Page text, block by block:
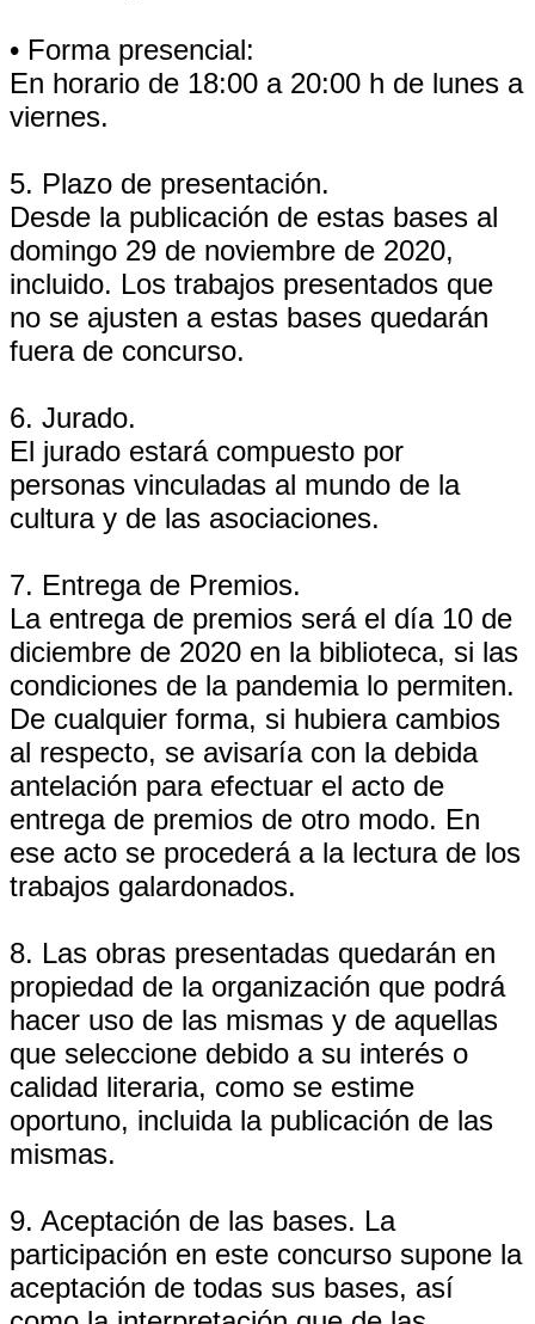
• Forma presencial:
En horario de 18:00 a 20:00 h de lunes a
viernes.
5. Plazo de presentación.
Desde la publicación de estas bases al
domingo 29 de noviembre de 2020,
incluido. Los trabajos presentados que
no se ajusten a estas bases quedarán
fuera de concurso.
6. Jurado.
El jurado estará compuesto por
personas vinculadas al mundo de la
cultura y de las asociaciones.
7. Entrega de Premios.
La entrega de premios será el día 10 de
diciembre de 2020 en la biblioteca, si las
condiciones de la pandemia lo permiten.
De cualquier forma, si hubiera cambios
al respecto, se avisaría con la debida
antelación para efectuar el acto de
entrega de premios de otro modo. En
ese acto se procederá a la lectura de los
trabajos galardonados.
8. Las obras presentadas quedarán en
propiedad de la organización que podrá
hacer uso de las mismas y de aquellas
que seleccione debido a su interés o
calidad literaria, como se estime
oportuno, incluida la publicación de las
mismas.
9. Aceptación de las bases. La
participación en este concurso supone la
aceptación de todas sus bases, así